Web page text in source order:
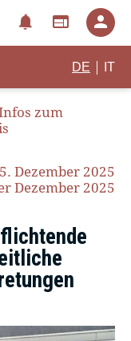
notifications web person
DE IT
zum
Dezember 2025
Dezember 2025